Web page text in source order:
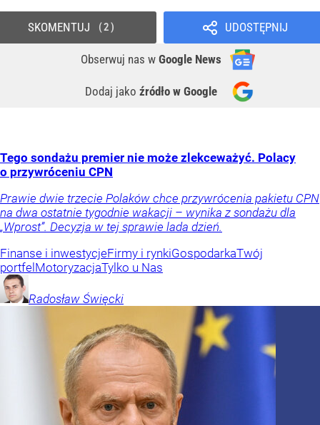
UDOSTĘPNIJ
Obserwuj nas w Google News
Dodaj jako źródło w Google
SKOMENTUJ 2
Tego sondażu premier nie może zlekceważyć. Polacy
o przywróceniu CPN
Prawie dwie trzecie Polaków chce przywrócenia pakietu CPN
na dwa ostatnie tygodnie wakacji – wynika z sondażu dla
„Wprost”. Decyzja w tej sprawie lada dzień.
Finanse i inwestycjeFirmy i rynkiGospodarkaTwój
portfel MotoryzacjaTylko u Nas
Radosław Święcki